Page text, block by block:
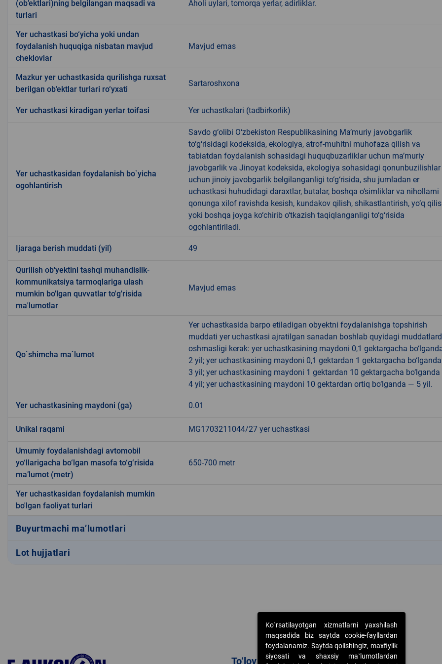
(ob’ektlari)ning belgilangan maqsadi va
turlari
Aholi uylari, tomorqa yerlar, adirliklar.
Yer uchastkasi bo‘yicha yoki undan
foydalanish huquqiga nisbatan mavjud
cheklovlar
Mavjud emas
Mazkur yer uchastkasida qurilishga ruxsat
berilgan ob’ektlar turlari ro‘yxati
Sartaroshxona
Yer uchastkasi kiradigan yerlar toifasi Yer uchastkalari (tadbirkorlik)
Yer uchastkasidan foydalanish bo`yicha
ogohlantirish
Savdo g‘olibi O‘zbekiston Respublikasining Ma’muriy javobgarlik
to‘g‘risidagi kodeksida, ekologiya, atrof-muhitni muhofaza qilish va
tabiatdan foydalanish sohasidagi huquqbuzarliklar uchun ma’muriy
javobgarlik va Jinoyat kodeksida, ekologiya sohasidagi qonunbuzilishlar
uchun jinoiy javobgarlik belgilanganligi to‘g‘risida, shu jumladan er
uchastkasi huhudidagi daraxtlar, butalar, boshqa o‘simliklar va nihollarni
qonunga xilof ravishda kesish, kundakov qilish, shikastlantirish, yo‘q
yoki boshqa joyga ko‘chirib o‘tkazish taqiqlanganligi to‘g‘risida
ogohlantiriladi.
Ijaraga berish muddati (yil) 49
Qurilish ob'yektini tashqi muhandislik-
kommunikatsiya tarmoqlariga ulash
mumkin bo'lgan quvvatlar to'g'risida
ma'lumotlar
Mavjud emas
Qo`shimcha ma`lumot
Yer uchastkasida barpo etiladigan obyektni foydalanishga topshirish
muddati yer uchastkasi ajratilgan sanadan boshlab quyidagi
oshmasligi kerak: yer uchastkasining maydoni 0,1 gektargacha
2 yil; yer uchastkasining maydoni 0,1 gektardan 1 gektargacha
3 yil; yer uchastkasining maydoni 1 gektardan 10 gektargacha
4 yil; yer uchastkasining maydoni 10 gektardan ortiq bo‘lganda — 5 yil.
Yer uchastkasining maydoni (ga) 0.01
Unikal raqami MG1703211044/27 yer uchastkasi
Umumiy foydalanishdagi avtomobil
yo‘llarigacha bo‘lgan masofa to‘g‘risida
ma’lumot (metr)
650-700 metr
Yer uchastkasidan foydalanish mumkin
bo'lgan faoliyat turlari
Buyurtmachi ma’lumotlari
Lot hujjatlari
To‘lov usullari
Ko`rsatilayotgan xizmatlarni yaxshilash
maqsadida biz saytda cookie-fayllardan
foydalanamiz. Saytda qolishingiz, maxfiylik
siyosati va shaxsiy ma`lumotlardan